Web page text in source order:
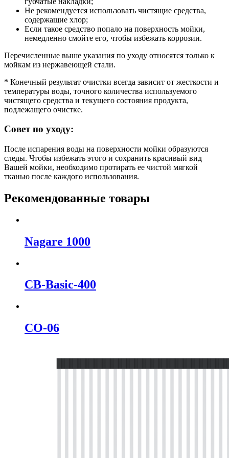
Не рекомендуется использовать чистящие средства,
содержащие хлор;
Если такое средство попало на поверхность мойки,
немедленно смойте его, чтобы избежать коррозии.
Перечисленные выше указания по уходу относятся только к
мойкам из нержавеющей стали.
* Конечный результат очистки всегда зависит от жесткости и
температуры воды, точного количества используемого
чистящего средства и текущего состояния продукта,
подлежащего очистке.
Совет по уходу:
После испарения воды на поверхности мойки образуются
следы. Чтобы избежать этого и сохранить красивый вид
Вашей мойки, необходимо протирать ее чистой мягкой
тканью после каждого использования.
Рекомендованные товары
Nagare 1000
CB-Basic-400
CO-06